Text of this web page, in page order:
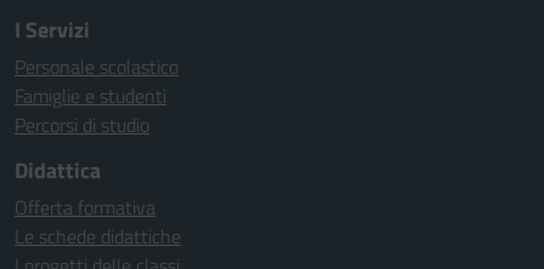
I Servizi
Personale scolastico
Famiglie e studenti
Percorsi di studio
Didattica
Offerta formativa
Le schede didattiche